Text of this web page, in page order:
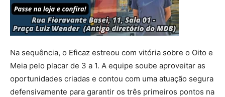
Na sequência, o Eficaz estreou com vitória sobre o Oito e
Meia pelo placar de 3 a 1. A equipe soube aproveitar as
oportunidades criadas e contou com uma atuação segura
defensivamente para garantir os três primeiros pontos na